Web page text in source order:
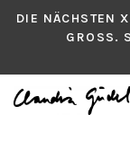
DIE NÄCHSTEN
GROSS.